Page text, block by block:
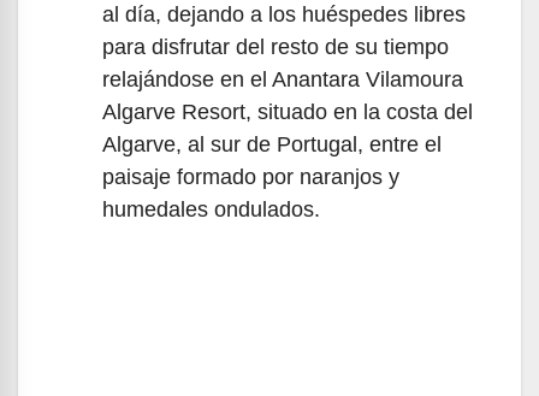
al día, dejando a los huéspedes libres
para disfrutar del resto de su tiempo
relajándose en el Anantara Vilamoura
Algarve Resort, situado en la costa del
Algarve, al sur de Portugal, entre el
paisaje formado por naranjos y
humedales ondulados.